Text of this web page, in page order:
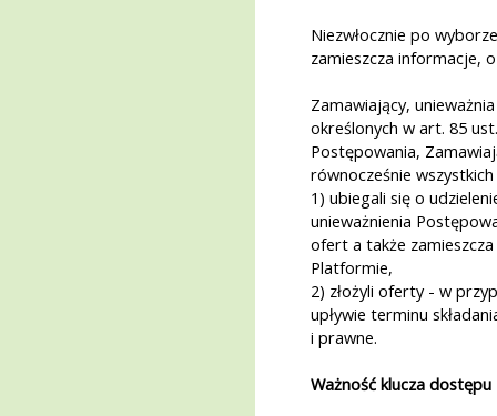
Niezwłocznie po
zamieszcza informacje,
Zamawiający,
określonych w art. 85
Postępowania,
równocześnie
1) ubiegali się o
unieważnienia
ofert a także
Platformie,
2) złożyli oferty - w
upływie terminu
i prawne.
Ważność klucza dostępu